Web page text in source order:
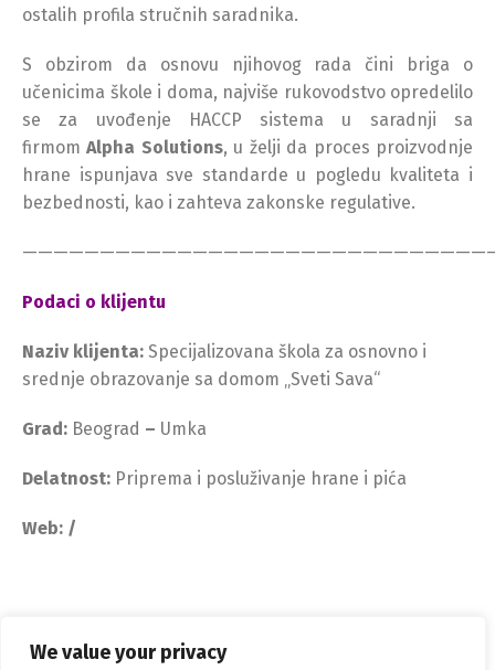
We value your privacy
ostalih profila stručnih saradnika.
S obzirom da osnovu njihovog rada čini briga o
učenicima škole i doma, najviše rukovodstvo opredelilo
se za uvođenje HACCP sistema u saradnji sa
firmomAlpha Solutions, u želji da proces proizvodnje
hrane ispunjava sve standarde u pogledu kvaliteta i
bezbednosti, kao i zahteva zakonske regulative.
Podaci o klijentu
Naziv klijenta: Specijalizovana škola za osnovno i
srednje obrazovanje sa domom „Sveti Sava“
Grad: Beograd – Umka
Delatnost: Priprema i posluživanje hrane i pića
Web: /